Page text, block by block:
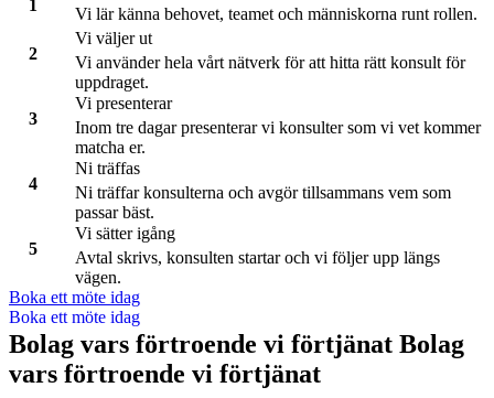
Vi lär känna behovet, teamet och människorna runt rollen.
Vi väljer ut
Vi använder hela vårt nätverk för att hitta rätt konsult för
uppdraget.
Vi presenterar
Inom tre dagar presenterar vi konsulter som vi vet kommer
matcha er.
Ni träffas
Ni träffar konsulterna och avgör tillsammans vem som
passar bäst.
Vi sätter igång
Avtal skrivs, konsulten startar och vi följer upp längs
vägen.
Boka ett möte idag
Bolag vars förtroende vi förtjänat Bolag
vars förtroende vi förtjänat